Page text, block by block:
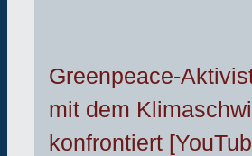
Greenpeace-
mit dem
konfrontiert